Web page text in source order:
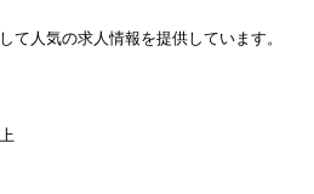
て人気の求人情報を提供しています。